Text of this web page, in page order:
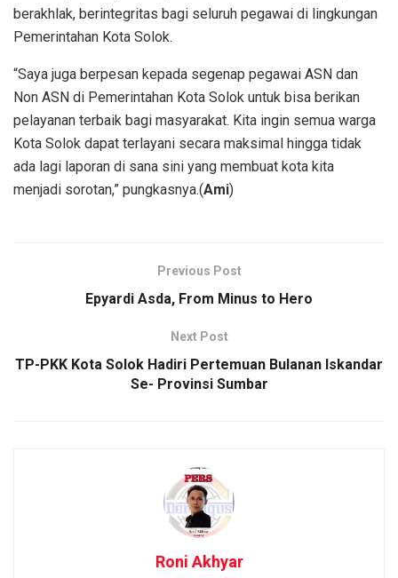
berakhlak, berintegritas bagi seluruh pegawai di lingkungan
Pemerintahan Kota Solok.
“Saya juga berpesan kepada segenap pegawai ASN dan
Non ASN di Pemerintahan Kota Solok untuk bisa berikan
pelayanan terbaik bagi masyarakat. Kita ingin semua warga
Kota Solok dapat terlayani secara maksimal hingga tidak
ada lagi laporan di sana sini yang membuat kota kita
menjadi sorotan,” pungkasnya.(Ami)
Previous Post
Epyardi Asda, From Minus to Hero
Next Post
TP-PKK Kota Solok Hadiri Pertemuan Bulanan Iskandar
Se- Provinsi Sumbar
Roni Akhyar